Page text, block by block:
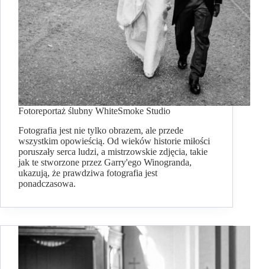
Fotoreportaż ślubny WhiteSmoke Studio
Fotografia jest nie tylko obrazem, ale przede
wszystkim opowieścią. Od wieków historie miłości
poruszały serca ludzi, a mistrzowskie zdjęcia, takie
jak te stworzone przez Garry'ego Winogranda,
ukazują, że prawdziwa fotografia jest
ponadczasowa.